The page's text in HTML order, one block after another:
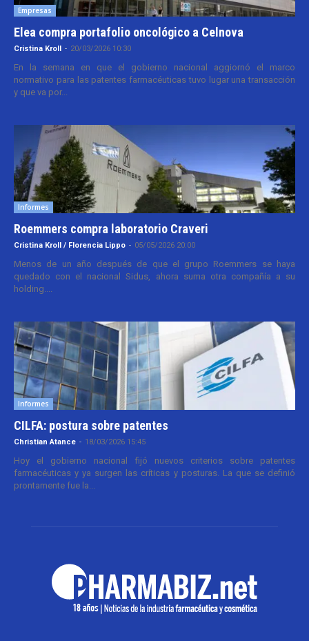
Empresas
Elea compra portafolio oncológico a Celnova
Cristina Kroll - 20/03/2026 10:30
En la semana en que el gobierno nacional aggiornó el marco
normativo para las patentes farmacéuticas tuvo lugar una transacción
y que va por...
Informes
Roemmers compra laboratorio Craveri
Cristina Kroll / Florencia Lippo - 05/05/2026 20:00
Menos de un año después de que el grupo Roemmers se haya
quedado con el nacional Sidus, ahora suma otra compañía a su
holding....
Informes
CILFA: postura sobre patentes
Christian Atance - 18/03/2026 15:45
Hoy el gobierno nacional fijó nuevos criterios sobre patentes
farmacéuticas y ya surgen las críticas y posturas. La que se definió
prontamente fue la...